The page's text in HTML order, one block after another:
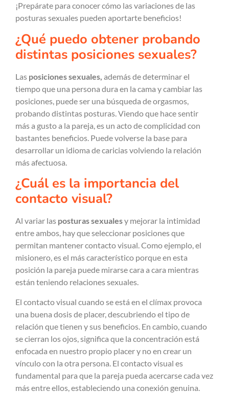
¡Prepárate para conocer cómo las variaciones de las
posturas sexuales pueden aportarte beneficios!
¿Qué puedo obtener probando
distintas posiciones sexuales?
Las posiciones sexuales, además de determinar el
tiempo que una persona dura en la cama y cambiar las
posiciones, puede ser una búsqueda de orgasmos,
probando distintas posturas. Viendo que hace sentir
más a gusto a la pareja, es un acto de complicidad con
bastantes beneficios. Puede volverse la base para
desarrollar un idioma de caricias volviendo la relación
más afectuosa.
¿Cuál es la importancia del
contacto visual?
Al variar las posturas sexualesy mejorar la intimidad
entre ambos, hay que seleccionar posiciones que
permitan mantener contacto visual. Como ejemplo, el
misionero, es el más característico porque en esta
posición la pareja puede mirarse cara a cara mientras
están teniendo relaciones sexuales.
El contacto visual cuando se está en el clímax provoca
una buena dosis de placer, descubriendo el tipo de
relación que tienen y sus beneficios. En cambio, cuando
se cierran los ojos, significa que la concentración está
enfocada en nuestro propio placer y no en crear un
vínculo con la otra persona. El contacto visual es
fundamental para que la pareja pueda acercarse cada vez
más entre ellos, estableciendo una conexión genuina.